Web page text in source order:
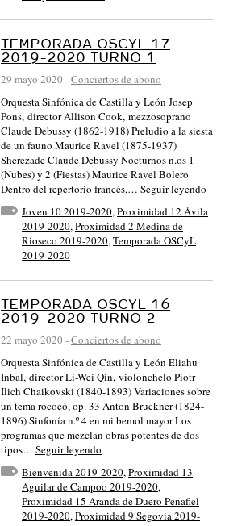
TEMPORADA OSCYL 17
2019-2020 TURNO 1
29 mayo 2020 -Conciertos de abono
Orquesta Sinfónica de Castilla y León Josep
Pons, director Allison Cook, mezzosoprano
Claude Debussy (1862-1918) Preludio a la siesta
de un fauno Maurice Ravel (1875-1937)
Sherezade Claude Debussy Nocturnos n.os 1
(Nubes) y 2 (Fiestas) Maurice Ravel Bolero
Dentro del repertorio francés,… Seguir leyendo
Joven 10 2019-2020,Proximidad 12 Ávila
2019-2020,Proximidad 2 Medina de
Rioseco 2019-2020,Temporada OSCyL
2019-2020
TEMPORADA OSCYL 16
2019-2020 TURNO 2
22 mayo 2020 -Conciertos de abono
Orquesta Sinfónica de Castilla y León Eliahu
Inbal, director Li-Wei Qin, violonchelo Piotr
Ilich Chaikovski (1840-1893) Variaciones sobre
un tema rococó, op. 33 Anton Bruckner (1824-
1896) Sinfonía n.º 4 en mi bemol mayor Los
programas que mezclan obras potentes de dos
tipos… Seguir leyendo
Bienvenida 2019-2020,Proximidad 13
Aguilar de Campoo 2019-2020,
Proximidad 15 Aranda de Duero Peñafiel
2019-2020,Proximidad 9 Segovia 2019-